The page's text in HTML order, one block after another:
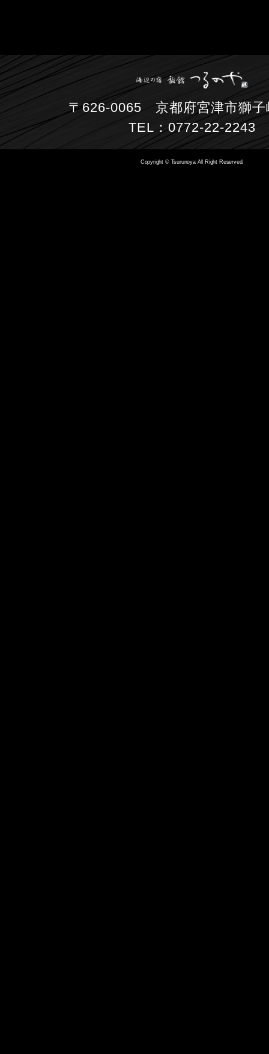
〒626-0065 京都府宮津市獅子
TEL：0772-22-2243
Copyright © Tsurunoya All Right Reserved.